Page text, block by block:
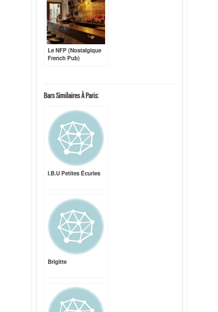
Le NFP (Nostalgique
French Pub)
Bars Similaires À Paris:
I.B.U Petites Écuries
Brigitte